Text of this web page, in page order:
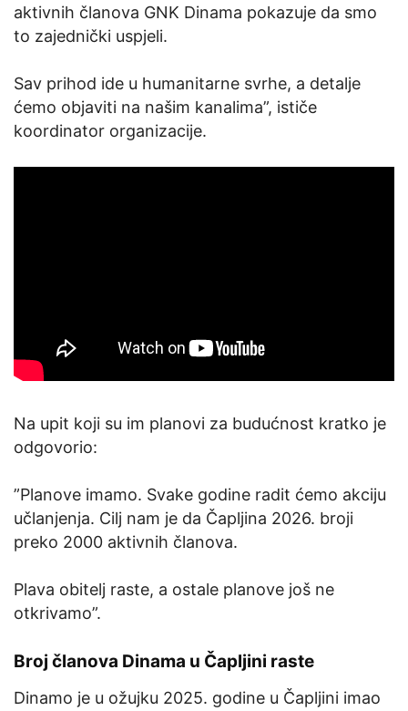
aktivnih članova GNK Dinama pokazuje da smo
to zajednički uspjeli.
Sav prihod ide u humanitarne svrhe, a detalje
ćemo objaviti na našim kanalima”, ističe
koordinator organizacije.
Na upit koji su im planovi za budućnost kratko je
odgovorio:
”Planove imamo. Svake godine radit ćemo akciju
učlanjenja. Cilj nam je da Čapljina 2026. broji
preko 2000 aktivnih članova.
Plava obitelj raste, a ostale planove još ne
otkrivamo”.
Broj članova Dinama u Čapljini raste
Dinamo je u ožujku 2025. godine u Čapljini imao